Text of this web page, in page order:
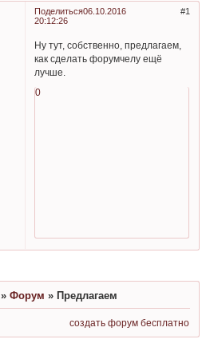
Поделиться 1
06.10.2016
20:12:26
Ну тут, собственно, предлагаем,
как сделать форумчелу ещё
лучше.
0
» Форум » Предлагаем
создать форум бесплатно